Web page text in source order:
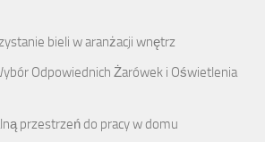
bieli w aranżacji wnętrz
Odpowiednich Żarówek i Oświetlenia
przestrzeń do pracy w domu